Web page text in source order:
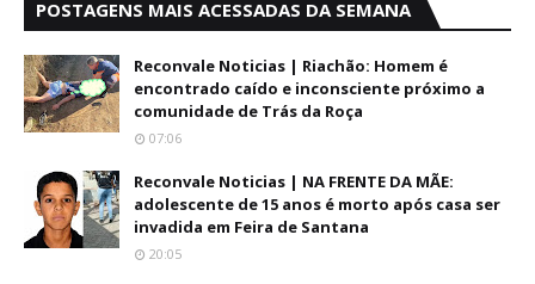
POSTAGENS MAIS ACESSADAS DA SEMANA
Reconvale Noticias | Riachão: Homem é
encontrado caído e inconsciente próximo a
comunidade de Trás da Roça
07:06
Reconvale Noticias | NA FRENTE DA MÃE:
adolescente de 15 anos é morto após casa ser
invadida em Feira de Santana
20:05